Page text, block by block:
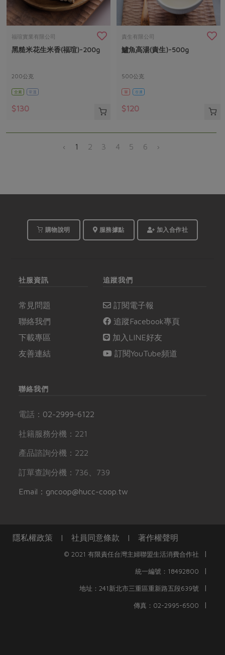
福瑄實業有限公司
黑糙米花生米香(福瑄)-200g
200公克
全素 常溫
$130
責生有限公司
鱸魚高湯(責生)-500g
500公克
葷 冷凍
$120
‹ 1 2 3 4 5 6 ›
購物說明 服務據點 加入合作社
社服資訊
常見問題
聯絡我們
下載專區
友善連結
追蹤我們
訂閱電子報
追蹤Facebook專頁
加入LINE好友
訂閱YouTube頻道
聯絡我們
電話： 02-2999-6122
社籍服務分機：221
產品諮詢分機：222
訂單查詢分機：736、739
Email：gncoop@hucc-coop.tw
隱私權政策 | 社員同意條款 | 著作權聲明
© 2021 有限責任台灣主婦聯盟生活消費合作社 |
統一編號：18492800 |
地址：241新北市三重區重新路五段639號 |
傳真：02-2995-6500 |